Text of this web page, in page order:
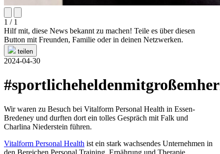
1 / 1
Hilf mit, diese News bekannt zu machen! Teile es über diesen
Button mit Freunden, Familie oder in deinen Netzwerken.
teilen
2024-04-30
Wir waren zu Besuch bei Vitalform Personal Health in Essen-
Bredeney und durften dort ein tolles Gespräch mit Falk und
Charlina Niederstein führen.
Vitalform Personal Health ist ein stark wachsendes Unternehmen in
den Bereichen Personal Training, Ernährung und Therapie.